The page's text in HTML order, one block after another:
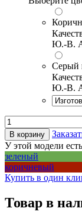
Ю.-В.
Серый
Ю.-В.
В корзину
У этой модели
зеленый
коричневый
Купить в один
Товар в